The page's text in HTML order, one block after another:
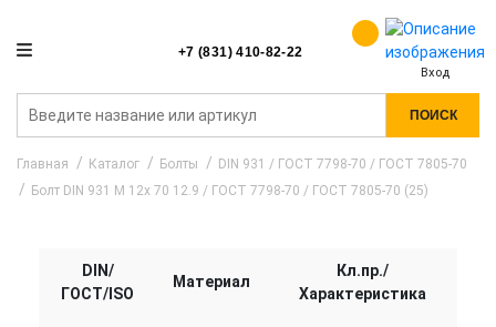
+7 (831) 410-82-22
Вход
ПОИСК
Главная Каталог Болты
DIN 931 / ГОСТ 7798-70 / ГОСТ 7805-70
Болт DIN 931 M 12x 70 12.9 / ГОСТ 7798-70 / ГОСТ 7805-70 (25)
DIN/
ГОСТ/ISO
Материал
Кл.пр./
Характеристика